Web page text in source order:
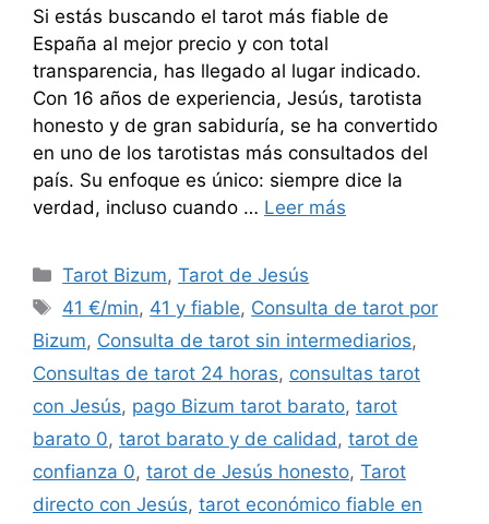
Si estás buscando el tarot más fiable de
España al mejor precio y con total
transparencia, has llegado al lugar indicado.
Con 16 años de experiencia, Jesús, tarotista
honesto y de gran sabiduría, se ha convertido
en uno de los tarotistas más consultados del
país. Su enfoque es único: siempre dice la
verdad, incluso cuando … Leer más
Categorías
Tarot Bizum,Tarot de Jesús
Etiquetas
41 €/min, 41 y fiable, Consulta de tarot por
Bizum, Consulta de tarot sin intermediarios,
Consultas de tarot 24 horas, consultas tarot
con Jesús, pago Bizum tarot barato, tarot
barato 0, tarot barato y de calidad , tarot de
confianza 0, tarot de Jesús honesto, Tarot
directo con Jesús, tarot económico fiable en